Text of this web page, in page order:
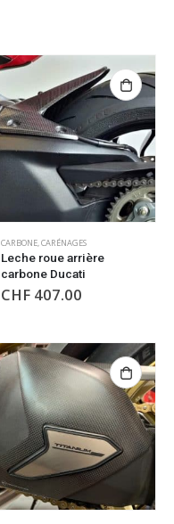
CARBONE,CARÉNAGES
Leche roue arrière
carbone Ducati
CHF 407.00